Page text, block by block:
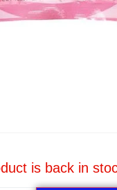
is back in